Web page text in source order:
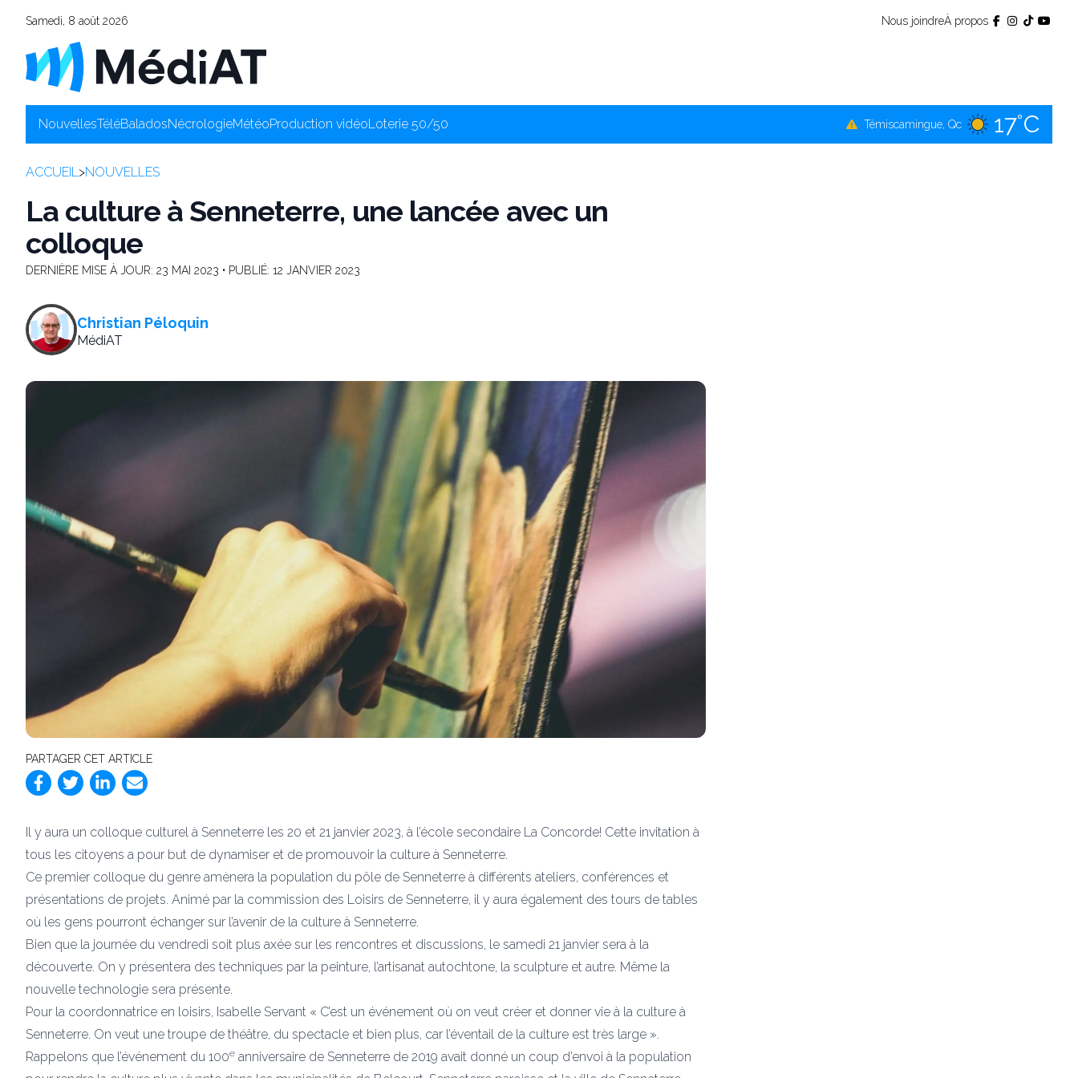
Samedi, 8 août 2026 Nous joindreÀ propos
NouvellesTéléBaladosNécrologieMétéoProduction vidéoLoterie 50/50 La Sarre, Qc 20°C
ACCUEIL>NOUVELLES
La culture à Senneterre, une lancée avec un
colloque
DERNIÈRE MISE À JOUR: 23 MAI 2023 • PUBLIÉ: 12 JANVIER 2023
Christian Péloquin
MédiAT
PARTAGER CET ARTICLE
Il y aura un colloque culturel à Senneterre les 20 et 21 janvier 2023, à l’école secondaire La Concorde! Cette invitation à
tous les citoyens a pour but de dynamiser et de promouvoir la culture à Senneterre.
Ce premier colloque du genre amènera la population du pôle de Senneterre à différents ateliers, conférences et
présentations de projets. Animé par la commission des Loisirs de Senneterre, il y aura également des tours de tables
où les gens pourront échanger sur l’avenir de la culture à Senneterre.
Bien que la journée du vendredi soit plus axée sur les rencontres et discussions, le samedi 21 janvier sera à la
découverte. On y présentera des techniques par la peinture, l’artisanat autochtone, la sculpture et autre. Même la
nouvelle technologie sera présente.
Pour la coordonnatrice en loisirs, Isabelle Servant « C’est un événement où on veut créer et donner vie à la culture à
Senneterre. On veut une troupe de théâtre, du spectacle et bien plus, car l’éventail de la culture est très large ».
Rappelons que l’événement du 100e anniversaire de Senneterre de 2019 avait donné un coup d’envoi à la population